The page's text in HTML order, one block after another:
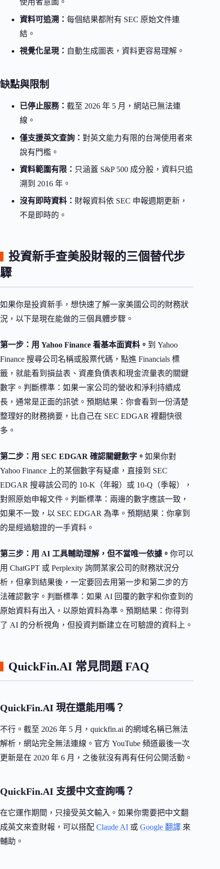
使用者意圖。
資料可追溯： 每個結果都附有 SEC 原始文件連
結。
視覺化呈現： 自動生成圖表，資料更容易理解。
缺點與限制
已停止服務： 截至 2026 年 5 月，網站已無法連
線。
僅支援英文查詢： 對英文能力有限的台灣使用者來
說有門檻。
資料範圍有限： 只涵蓋 S&P 500 成分股，資料只追
溯到 2016 年。
沒有即時資料： 財報資料依 SEC 申報週期更新，
不是即時的。
投資新手查美股財報的三個替代步
驟
如果你是投資新手，想快速了解一家美國公司的財務狀
況，以下是現在能做的三個具體步驟。
第一步：用 Yahoo Finance 看基本面資料。 到 Yahoo
Finance 搜尋公司名稱或股票代碼，點進 Financials 標
籤，就能看到損益表、資產負債表和現金流量表的關鍵
數字。判斷標準：如果一家公司的營收和淨利持續成
長，通常是正面的訊號。預期結果：你會看到一份清楚
整理好的財務摘要，比自己在 SEC EDGAR 裡翻快很
多。
第二步：用 SEC EDGAR 確認關鍵數字。 如果你對
Yahoo Finance 上的某個數字有疑慮，直接到 SEC
EDGAR 搜尋該公司的 10-K（年報）或 10-Q（季報），
對照原始申報文件。判斷標準：兩邊的數字應該一致，
如果不一致，以 SEC EDGAR 為準。預期結果：你拿到
的是經過驗證的一手資料。
第三步：用 AI 工具輔助理解，但不當唯一依據。 你可以
用 ChatGPT 或 Perplexity 詢問某家公司的財務狀況分
析，但拿到結果後，一定要回去用第一步和第二步的方
法確認數字。判斷標準：如果 AI 回覆的數字和你查到的
原始資料有出入，以原始資料為準。預期結果：你得到
了 AI 的分析視角，但投資判斷建立在可驗證的資料上。
QuickFin.AI 常見問題 FAQ
QuickFin.AI 現在還能用嗎？
不行。截至 2026 年 5 月，quickfin.ai 的網域名稱已無法
解析，網站完全無法連線。官方 YouTube 頻道最後一次
更新是在 2020 年 6 月，之後就沒有再有任何公開活動。
QuickFin.AI 支援中文查詢嗎？
在它運作期間，只接受英文輸入。如果你需要把中文翻
成英文來查財報，可以搭配 Claude AI 或 Google 翻譯 來
輔助。